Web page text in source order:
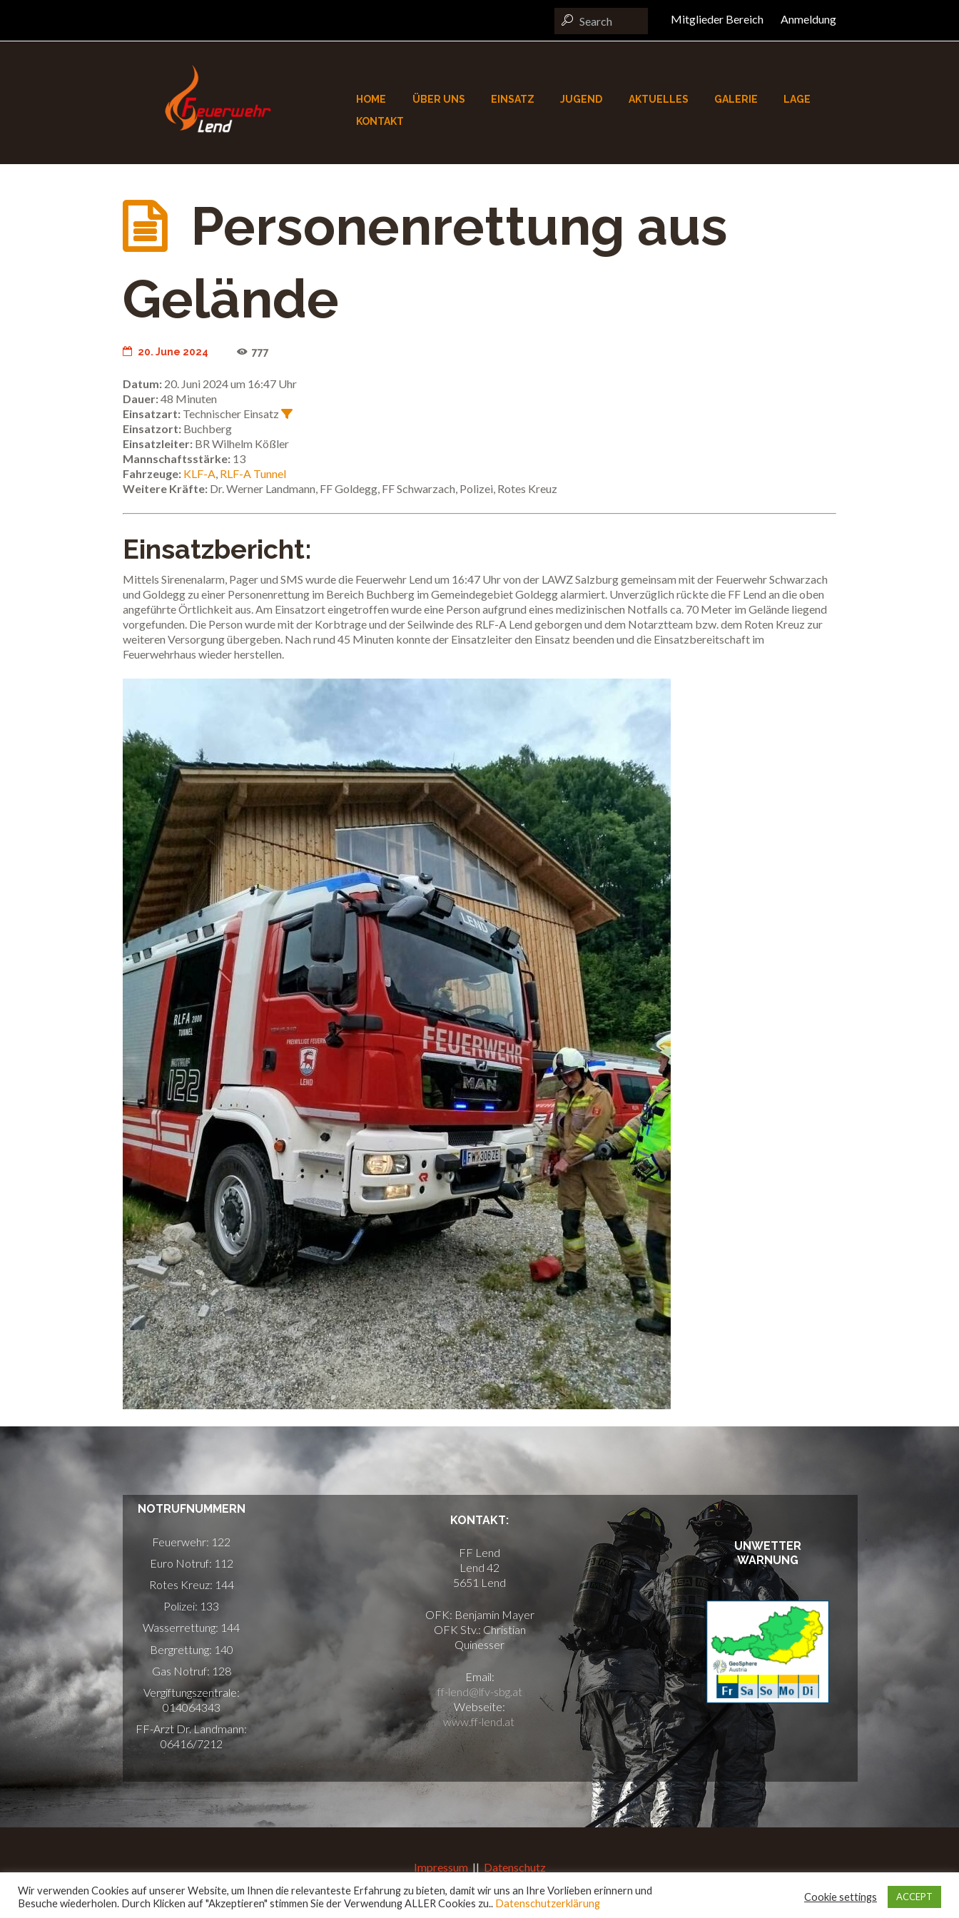
Mitglieder Bereich Anmeldung
HOME ÜBER UNS EINSATZ JUGEND AKTUELLES GALERIE
LAGE
KONTAKT
Personenrettung aus
Gelände
20. June 2024 777
Datum: 20. Juni 2024 um 16:47 Uhr
Dauer:48 Minuten
Einsatzart: Technischer Einsatz
Einsatzort: Buchberg
Einsatzleiter: BR Wilhelm Kößler
Mannschaftsstärke: 13
Fahrzeuge: KLF-A RLF-A Tunnel
Weitere Kräfte: Dr. Werner Landmann, FF Goldegg, FF Schwarzach, Polizei, Rotes Kreuz
Einsatzbericht:
Mittels Sirenenalarm, Pager und SMS wurde die Feuerwehr Lend um 16:47 Uhr von der LAWZ Salzburg gemeinsam mit der Feuerwehr Schwarzach
und Goldegg zu einer Personenrettung im Bereich Buchberg im Gemeindegebiet Goldegg alarmiert. Unverzüglich rückte die FF Lend an die oben
angeführte Örtlichkeit aus. Am Einsatzort eingetroffen wurde eine Person aufgrund eines medizinischen Notfalls ca. 70 Meter im Gelände liegend
vorgefunden. Die Person wurde mit der Korbtrage und der Seilwinde des RLF-A Lend geborgen und dem Notarztteam bzw. dem Roten Kreuz zur
weiteren Versorgung übergeben. Nach rund 45 Minuten konnte der Einsatzleiter den Einsatz beenden und die Einsatzbereitschaft im
Feuerwehrhaus wieder herstellen.
NOTRUFNUMMERN
Feuerwehr: 122
Euro Notruf: 112
Rotes Kreuz: 144
Polizei: 133
Wasserrettung: 144
Bergrettung: 140
Gas Notruf: 128
Vergiftungszentrale:
014064343
FF-Arzt Dr. Landmann:
06416/7212
KONTAKT:
FF Lend
Lend 42
5651 Lend
OFK: Benjamin Mayer
OFK Stv.: Christian
Quinesser
Email:
ff-lend@lfv-sbg.at
Webseite:
www.ff-lend.at
UNWETTER
WARNUNG
Impressum|| Datenschutz
Wir verwenden Cookies auf unserer Website, um Ihnen die relevanteste Erfahrung zu bieten, damit wir uns an Ihre Vorlieben erinnern und
Besuche wiederholen. Durch Klicken auf "Akzeptieren" stimmen Sie der Verwendung ALLER Cookies zu.. Datenschutzerklärung
Cookie settings ACCEPT